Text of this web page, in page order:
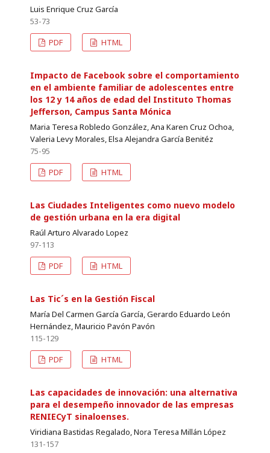
Luis Enrique Cruz García
53-73
PDF
HTML
Impacto de Facebook sobre el comportamiento
en el ambiente familiar de adolescentes entre
los 12 y 14 años de edad del Instituto Thomas
Jefferson, Campus Santa Mónica
Maria Teresa Robledo González, Ana Karen Cruz Ochoa,
Valeria Levy Morales, Elsa Alejandra García Benitéz
75-95
PDF
HTML
Las Ciudades Inteligentes como nuevo modelo
de gestión urbana en la era digital
Raúl Arturo Alvarado Lopez
97-113
PDF
HTML
Las Tic´s en la Gestión Fiscal
María Del Carmen García García, Gerardo Eduardo León
Hernández, Mauricio Pavón Pavón
115-129
PDF
HTML
Las capacidades de innovación: una alternativa
para el desempeño innovador de las empresas
RENIECyT sinaloenses.
Viridiana Bastidas Regalado, Nora Teresa Millán López
131-157